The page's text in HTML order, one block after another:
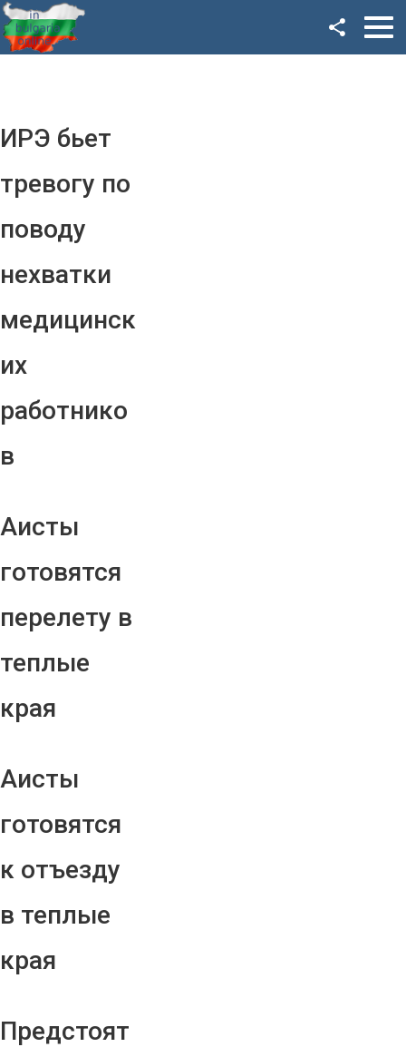
ИРЭ бьет
тревогу по
поводу
нехватки
медицинск
их
работнико
в
Аисты
готовятся
перелету в
теплые
края
Аисты
готовятся
к отъезду
в теплые
края
Предстоят